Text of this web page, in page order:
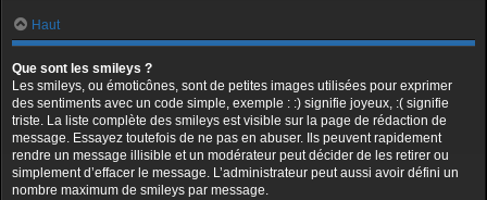
Haut
Que sont les smileys ?
Les smileys, ou émoticônes, sont de petites images utilisées pour exprimer
des sentiments avec un code simple, exemple : :) signifie joyeux, :( signifie
triste. La liste complète des smileys est visible sur la page de rédaction de
message. Essayez toutefois de ne pas en abuser. Ils peuvent rapidement
rendre un message illisible et un modérateur peut décider de les retirer ou
simplement d’effacer le message. L’administrateur peut aussi avoir défini un
nombre maximum de smileys par message.